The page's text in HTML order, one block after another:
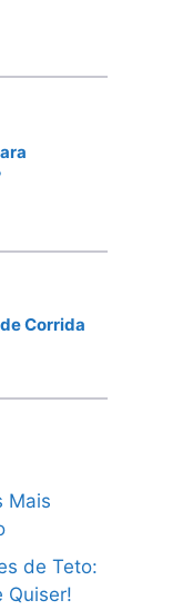
Corrida
Mais
de Teto:
Quiser!